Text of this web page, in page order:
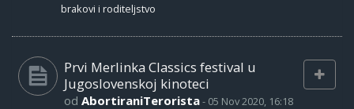
brakovi i roditeljstvo
Prvi Merlinka Classics festival u
Jugoslovenskoj kinoteci
od AbortiraniTerorista- 05 Nov 2020, 16:18